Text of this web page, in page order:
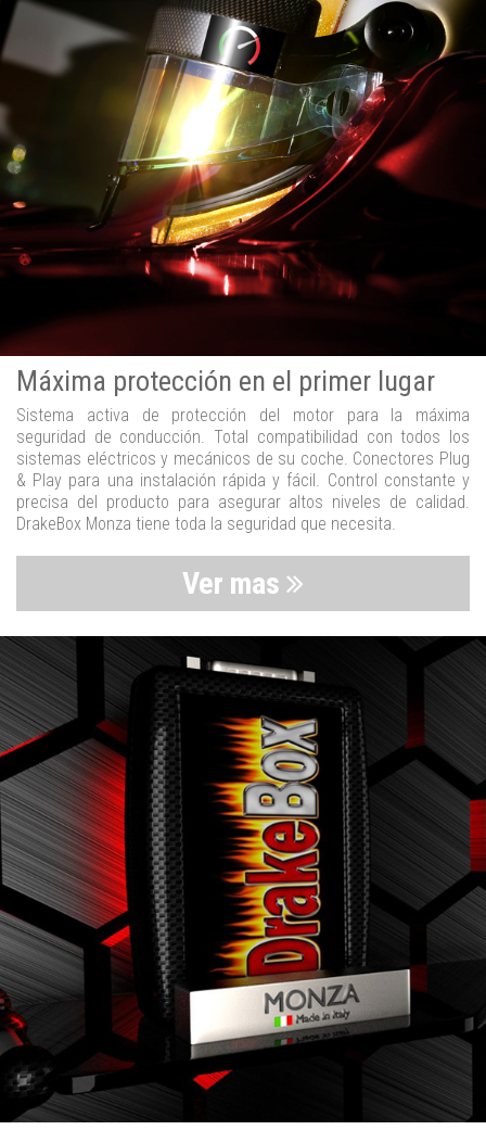
Máxima protección en el primer lugar
Sistema activa de protección del motor para la máxima
seguridad de conducción. Total compatibilidad con todos los
sistemas eléctricos y mecánicos de su coche. Conectores Plug
& Play para una instalación rápida y fácil. Control constante y
precisa del producto para asegurar altos niveles de calidad.
DrakeBox Monza tiene toda la seguridad que necesita.
Ver mas